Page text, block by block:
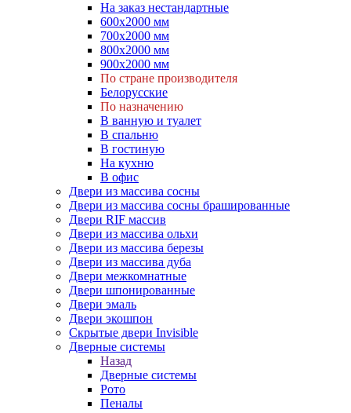
На заказ нестандартные
600х2000 мм
700х2000 мм
800х2000 мм
900х2000 мм
По стране производителя
Белорусские
По назначению
В ванную и туалет
В спальню
В гостиную
На кухню
В офис
Двери из массива сосны
Двери из массива сосны брашированные
Двери RIF массив
Двери из массива ольхи
Двери из массива березы
Двери из массива дуба
Двери межкомнатные
Двери шпонированные
Двери эмаль
Двери экошпон
Скрытые двери Invisible
Дверные системы
Назад
Дверные системы
Рото
Пеналы